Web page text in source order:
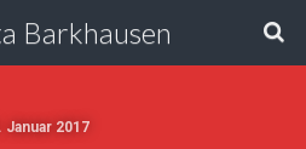
Barkhausen
Januar 2017